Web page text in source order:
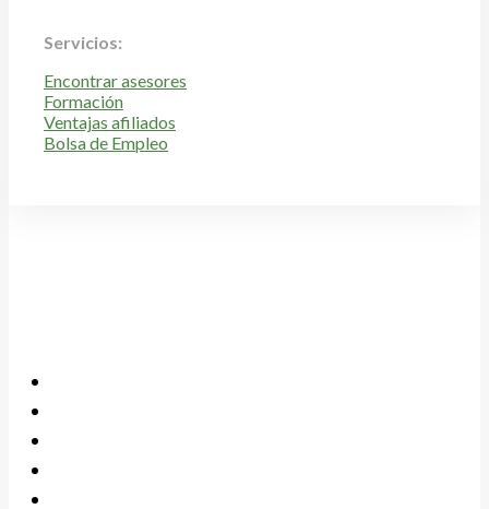
Servicios:
Encontrar asesores
Formación
Ventajas afiliados
Bolsa de Empleo